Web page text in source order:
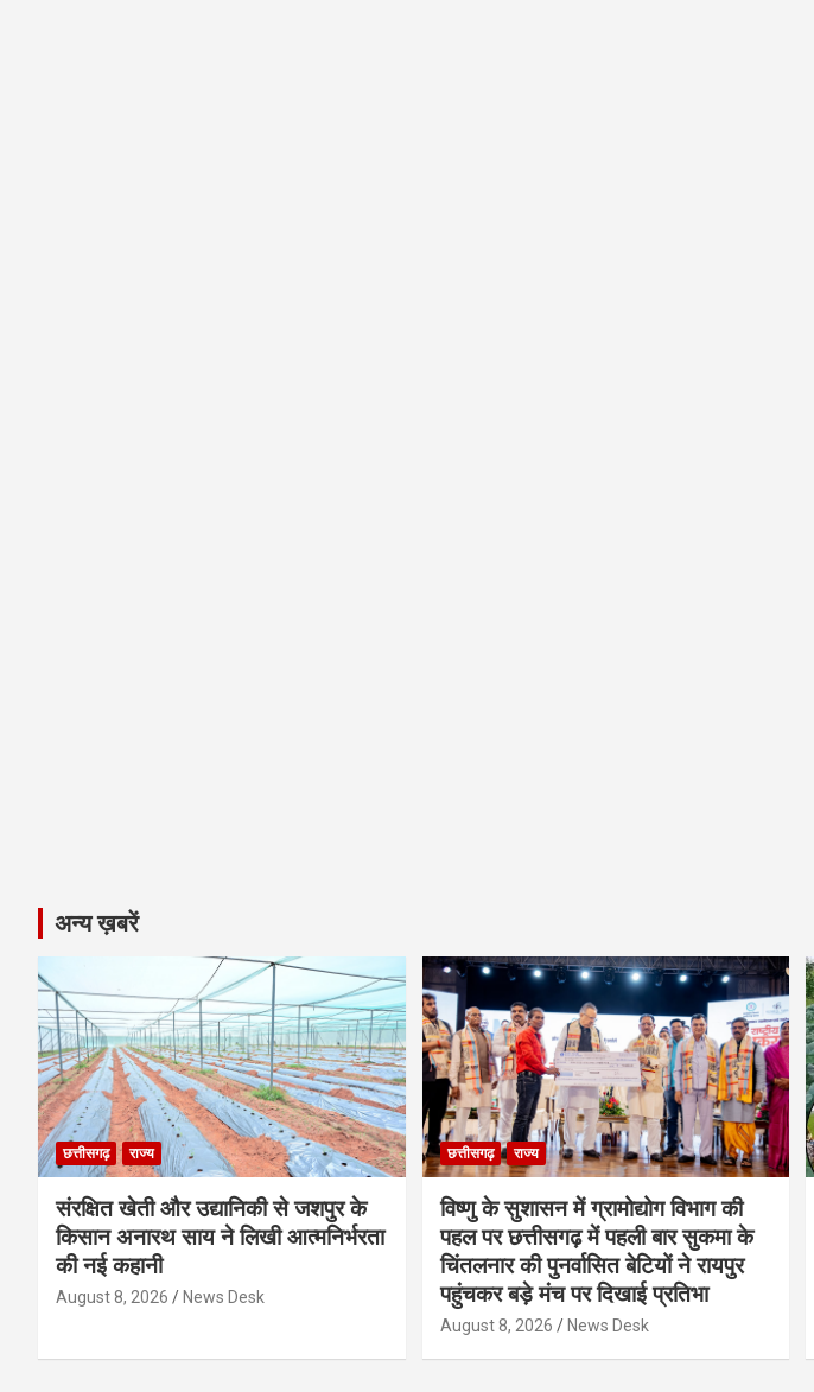
अन्य ख़बरें
छत्तीसगढ़ राज्य
संरक्षित खेती और उद्यानिकी से जशपुर के
किसान अनारथ साय ने लिखी आत्मनिर्भरता
की नई कहानी
August 8, 2026 News Desk
छत्तीसगढ़ राज्य
विष्णु के सुशासन में ग्रामोद्योग विभाग की
पहल पर छत्तीसगढ़ में पहली बार सुकमा के
चिंतलनार की पुनर्वासित बेटियों ने रायपुर
पहुंचकर बड़े मंच पर दिखाई प्रतिभा
August 8, 2026 News Desk